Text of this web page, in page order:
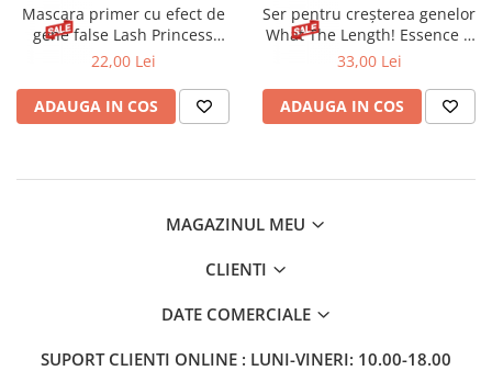
Balsam buze
Machiaj Sprancene
Creion sprancene
Fard sprancene
Gel fixare sprancene
Mascara primer cu efect de
gene false Lash Princess
Essence 12ml
22,00 Lei
ADAUGA IN COS
Ser pentru creșterea genelor
What The Length! Essence 4
ml
33,00 Lei
ADAUGA IN COS
MAGAZINUL MEU
CLIENTI
DATE COMERCIALE
SUPORT CLIENTI ONLINE : LUNI-VINERI: 10.00-18.00